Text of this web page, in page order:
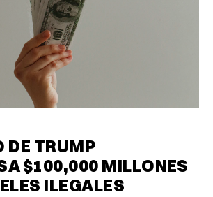
DE TRUMP
$100,000 MILLONES
ILEGALES